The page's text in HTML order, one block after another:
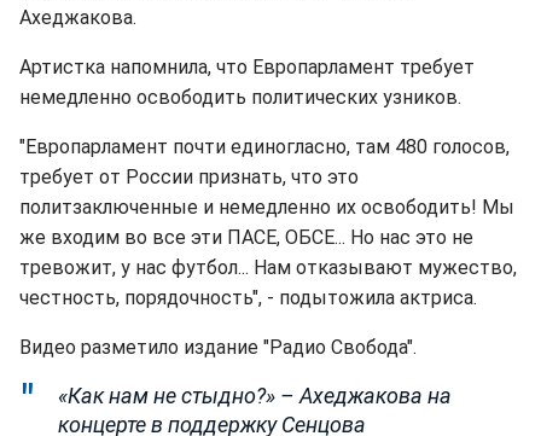
Ахеджакова.
Артистка напомнила, что Европарламент требует
немедленно освободить политических узников.
"Европарламент почти единогласно, там 480 голосов,
требует от России признать, что это
политзаключенные и немедленно их освободить! Мы
же входим во все эти ПАСЕ, ОБСЕ... Но нас это не
тревожит, у нас футбол... Нам отказывают мужество,
честность, порядочность", - подытожила актриса.
Видео разметило издание "Радио Свобода".
«Как нам не стыдно?» – Ахеджакова на
концерте в поддержку Сенцова